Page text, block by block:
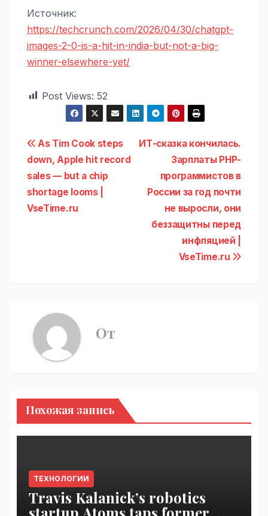
Источник:
https://techcrunch.com/2026/04/30/chatgpt-
images-2-0-is-a-hit-in-india-but-not-a-big-
winner-elsewhere-yet/
Post Views: 52
Навигация
по
записям
ИТ-сказка кончилась.
Зарплаты PHP-
программистов в
России за год почти
не выросли, они
беззащитны перед
инфляцией |
VseTime.ru
As Tim Cook steps
down, Apple hit record
sales — but a chip
shortage looms |
VseTime.ru
От
Похожая запись
ТЕХНОЛОГИИ
Travis Kalanick’s robotics